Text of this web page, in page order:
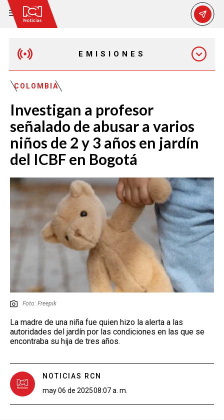
EMISIONES
EMISIÓN 7:00 PM
COLOMBIA
Investigan a profesor
señalado de abusar a varios
niños de 2 y 3 años en jardín
del ICBF en Bogotá
Foto: Freepik
La madre de una niña fue quien hizo la alerta a las
autoridades del jardín por las condiciones en las que se
encontraba su hija de tres años.
NOTICIAS RCN
may 06 de 202508:07 a. m.